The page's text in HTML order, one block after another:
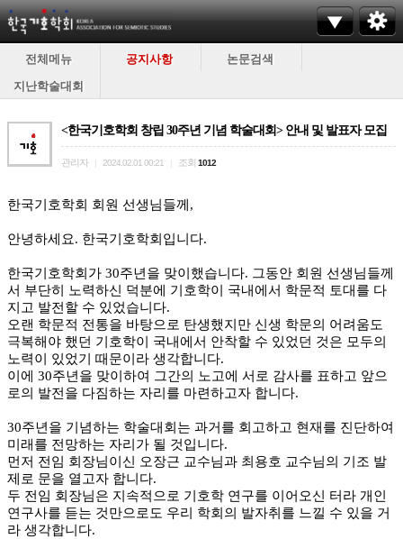
전체메뉴 공지사항
논문검색
지난학술대회
<한국기호학회 창립 30주년 기념 학술대회> 안내 및 발표자 모집
관리자 2024.02.01 00:21 조회 1012
한국기호학회 회원 선생님들께,
안녕하세요. 한국기호학회입니다.
한국기호학회가 30주년을 맞이했습니다. 그동안 회원 선생님들께
서 부단히 노력하신 덕분에 기호학이 국내에서 학문적 토대를 다
지고 발전할 수 있었습니다.
오랜 학문적 전통을 바탕으로 탄생했지만 신생 학문의 어려움도
극복해야 했던 기호학이 국내에서 안착할 수 있었던 것은 모두의
노력이 있었기 때문이라 생각합니다.
이에 30주년을 맞이하여 그간의 노고에 서로 감사를 표하고 앞으
로의 발전을 다짐하는 자리를 마련하고자 합니다.
30주년을 기념하는 학술대회는 과거를 회고하고 현재를 진단하여
미래를 전망하는 자리가 될 것입니다.
먼저 전임 회장님이신 오장근 교수님과 최용호 교수님의 기조 발
제로 문을 열고자 합니다.
두 전임 회장님은 지속적으로 기호학 연구를 이어오신 터라 개인
연구사를 듣는 것만으로도 우리 학회의 발자취를 느낄 수 있을 거
라 생각합니다.